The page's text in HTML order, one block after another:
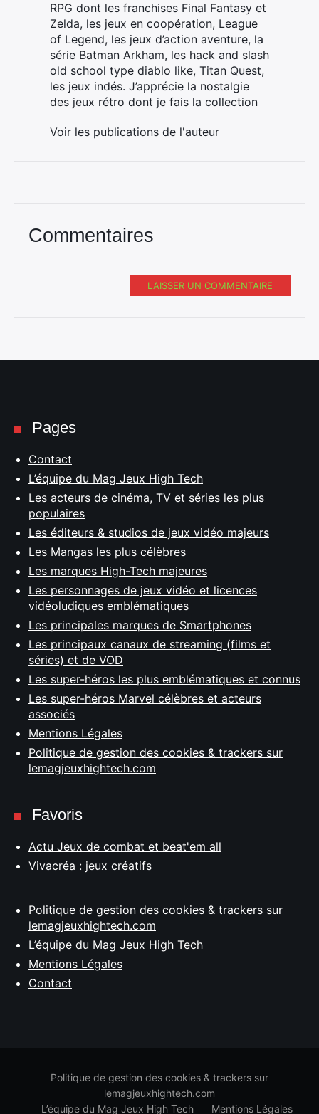
RPG dont les franchises Final Fantasy et
Zelda, les jeux en coopération, League
of Legend, les jeux d’action aventure, la
série Batman Arkham, les hack and slash
old school type diablo like, Titan Quest,
les jeux indés. J’apprécie la nostalgie
des jeux rétro dont je fais la collection
Voir les publications de l'auteur
Commentaires
LAISSER UN COMMENTAIRE
Pages
Contact
L’équipe du Mag Jeux High Tech
Les acteurs de cinéma, TV et séries les plus
populaires
Les éditeurs & studios de jeux vidéo majeurs
Les Mangas les plus célèbres
Les marques High-Tech majeures
Les personnages de jeux vidéo et licences
vidéoludiques emblématiques
Les principales marques de Smartphones
Les principaux canaux de streaming (films et
séries) et de VOD
Les super-héros les plus emblématiques et connus
Les super-héros Marvel célèbres et acteurs
associés
Mentions Légales
Politique de gestion des cookies & trackers sur
lemagjeuxhightech.com
Favoris
Actu Jeux de combat et beat'em all
Vivacréa : jeux créatifs
Politique de gestion des cookies & trackers sur
lemagjeuxhightech.com
L’équipe du Mag Jeux High Tech
Mentions Légales
Contact
Politique de gestion des cookies & trackers sur
lemagjeuxhightech.com
L’équipe du Mag Jeux High Tech
Mentions Légales